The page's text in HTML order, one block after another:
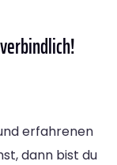
erfahrenen
dann bist du